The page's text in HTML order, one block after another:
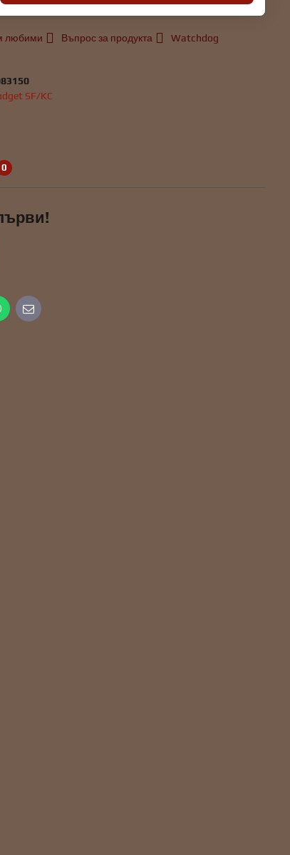
любими Въпрос за продукта
Watchdog
SF/KC
0
E-
mail